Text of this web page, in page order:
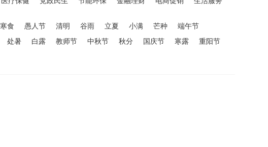
寒食 愚人节 清明 谷雨 立夏 小满 芒种
端午节
处暑 白露 教师节 中秋节 秋分 国庆节 寒露
重阳节